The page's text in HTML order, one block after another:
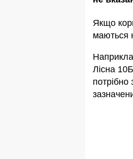
Якщо
маються
Лісна
потрібно